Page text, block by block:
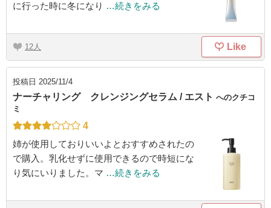
に行った時に冬になり …続きをみる
12 Like
投稿日 2025/11/4
ナーチャリング クレンジングセラム / エスト へのクチコ
ミ
4
姉が使用しておりいいよとおすすめされたの
で購入。乳化せずに使用できるので時短にな
り気にいりました。マ …続きをみる